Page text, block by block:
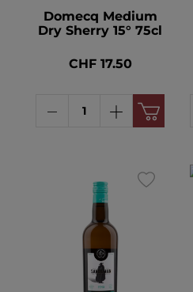
Domecq Medium
Dry Sherry 15° 75cl
CHF 17.50